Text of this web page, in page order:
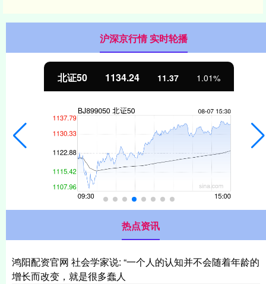
沪深京行情 实时轮播
北证50 1134.24 11.37 1.01%
热点资讯
鸿阳配资官网 社会学家说: “一个人的认知并不会随着年龄的
增长而改变，就是很多蠢人